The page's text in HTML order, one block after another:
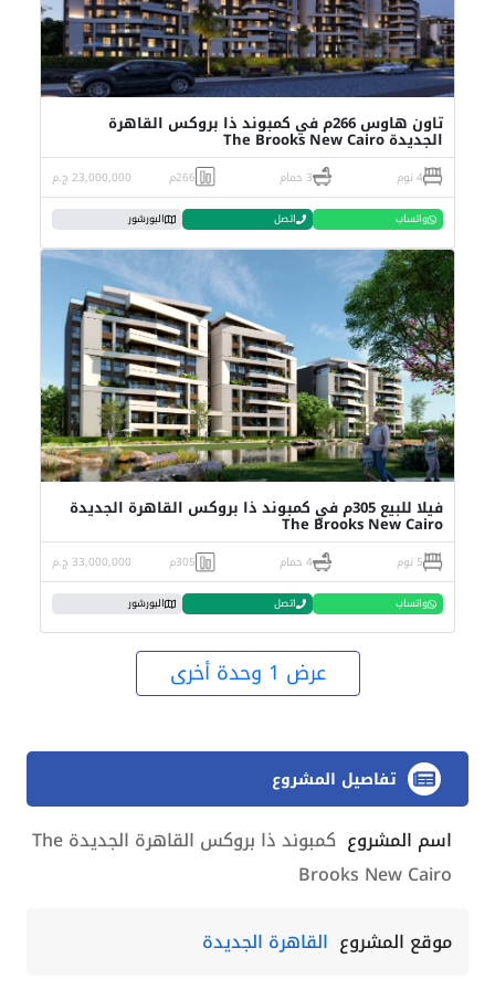
تاون هاوس 266م في كمبوند ذا بروكس القاهرة
الجديدة The Brooks New Cairo
4 نوم 3 حمام 266م 23,000,000 ج.م
واتساب اتصل البورشور
فيلا للبيع 305م في كمبوند ذا بروكس القاهرة الجديدة
The Brooks New Cairo
5 نوم 4 حمام 305م 33,000,000 ج.م
واتساب اتصل البورشور
عرض 1 وحدة أخرى
تفاصيل المشروع
اسم المشروع
كمبوند ذا بروكس القاهرة الجديدة The
Brooks New Cairo
موقع المشروع القاهرة الجديدة